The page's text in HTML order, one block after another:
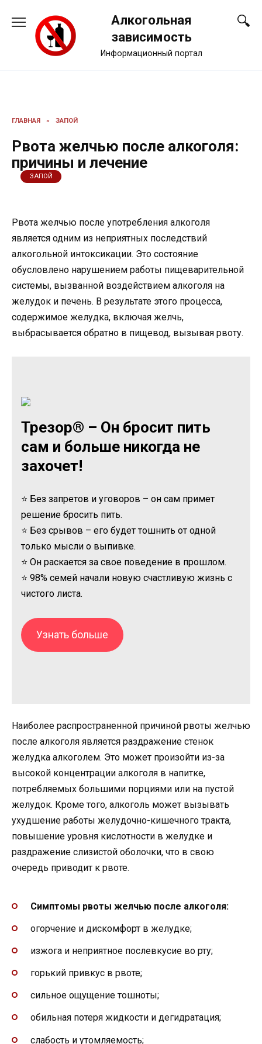
содержанию
Алкогольная
зависимость
Информационный портал
ГЛАВНАЯ » ЗАПОЙ
Рвота желчью после алкоголя:
причины и лечение
ЗАПОЙ
Рвота желчью после употребления алкоголя
является одним из неприятных последствий
алкогольной интоксикации. Это состояние
обусловлено нарушением работы пищеварительной
системы, вызванной воздействием алкоголя на
желудок и печень. В результате этого процесса,
содержимое желудка, включая желчь,
выбрасывается обратно в пищевод, вызывая рвоту.
Трезор® – Он бросит пить
сам и больше никогда не
захочет!
⭐ Без запретов и уговоров – он сам примет
решение бросить пить.
⭐ Без срывов – его будет тошнить от одной
только мысли о выпивке.
⭐ Он раскается за свое поведение в прошлом.
⭐ 98% семей начали новую счастливую жизнь с
чистого листа.
Узнать больше
Наиболее распространенной причиной рвоты желчью
после алкоголя является раздражение стенок
желудка алкоголем. Это может произойти из-за
высокой концентрации алкоголя в напитке,
потребляемых большими порциями или на пустой
желудок. Кроме того, алкоголь может вызывать
ухудшение работы желудочно-кишечного тракта,
повышение уровня кислотности в желудке и
раздражение слизистой оболочки, что в свою
очередь приводит к рвоте.
Симптомы рвоты желчью после алкоголя:
огорчение и дискомфорт в желудке;
изжога и неприятное послевкусие во рту;
горький привкус в рвоте;
сильное ощущение тошноты;
обильная потеря жидкости и дегидратация;
слабость и утомляемость;